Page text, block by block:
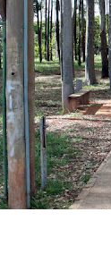
Moradores
Homem é
Moradora de
Claudeci
Samambaia